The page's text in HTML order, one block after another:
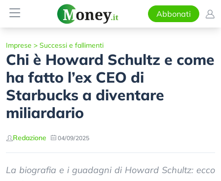
Abbonati
Imprese > Successi e fallimenti
Chi è Howard Schultz e come
ha fatto l’ex CEO di
Starbucks a diventare
miliardario
Redazione 04/09/2025
La biografia e i guadagni di Howard Schultz: ecco